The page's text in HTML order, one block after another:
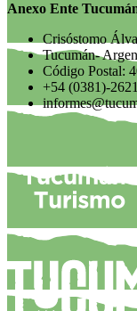
Anexo Ente
Crisóstomo
Tucumán-
Código Postal:
+54 (0381)-